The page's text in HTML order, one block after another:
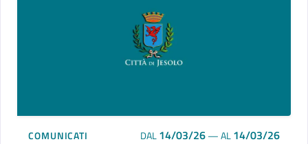
COMUNICATI DAL14/03/26—AL14/03/26